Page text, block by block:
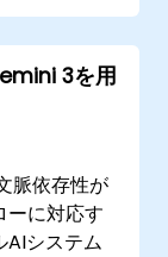
3を用
脈依存性が
ーに対応す
AIシステム